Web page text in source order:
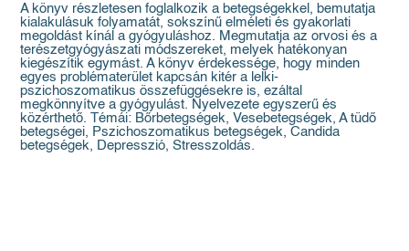
A könyv részletesen foglalkozik a betegségekkel, bemutatja
kialakulásuk folyamatát, sokszínű elméleti és gyakorlati
megoldást kínál a gyógyuláshoz. Megmutatja az orvosi és a
terészetgyógyászati módszereket, melyek hatékonyan
kiegészítik egymást. A könyv érdekessége, hogy minden
egyes problématerület kapcsán kitér a lelki-
pszichoszomatikus összefüggésekre is, ezáltal
megkönnyítve a gyó­gyu­lást. Nyelvezete egyszerű és
közérthető. Témái: Bőrbetegségek, Vesebetegségek, A tüdő
betegségei, Pszichoszomatikus betegségek, Candida
betegségek, Depresszió, Stresszoldás.